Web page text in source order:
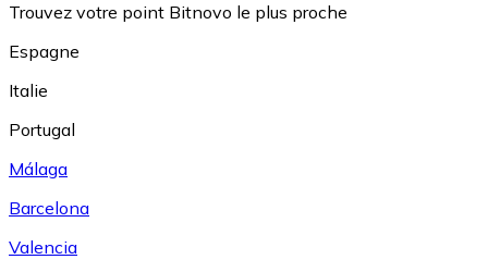
Trouvez votre point Bitnovo le plus proche
Espagne
Italie
Portugal
Málaga
Barcelona
Valencia